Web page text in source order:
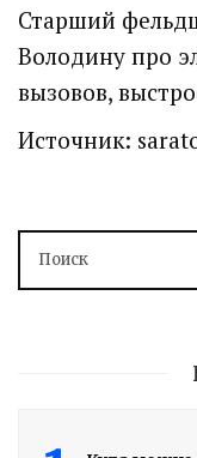
Старший
Володину про
вызовов,
Источник:
здания
им.
Здание